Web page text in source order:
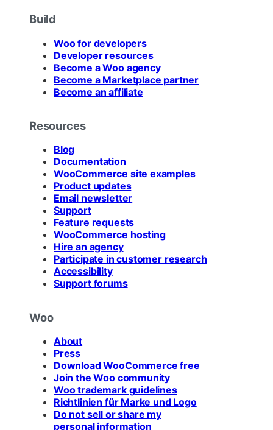
Build
Woo for developers
Developer resources
Become a Woo agency
Become a Marketplace partner
Become an affiliate
Resources
Blog
Documentation
WooCommerce site examples
Product updates
Email newsletter
Support
Feature requests
WooCommerce hosting
Hire an agency
Participate in customer research
Accessibility
Support forums
Woo
About
Press
Download WooCommerce free
Join the Woo community
Woo trademark guidelines
Richtlinien für Marke und Logo
Do not sell or share my
personal information